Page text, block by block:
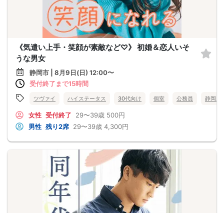
《気遣い上手・笑顔が素敵など♡》 初婚＆恋人いそ
うな男女
静岡市 | 8月9日(日) 12:00〜
受付終了まで15時間
ツヴァイ ハイステータス 30代向け 個室 公務員 静岡県
女性 受付終了 29〜39歳 500円
男性 残り2席 29〜39歳 4,300円